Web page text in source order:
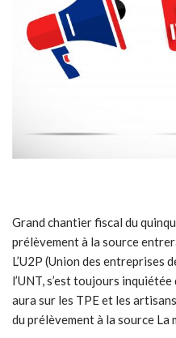
Grand chantier fiscal du
prélèvement à la source
L’U2P (Union des
l’UNT, s’est toujours
aura sur les TPE et les
du prélèvement à la source La